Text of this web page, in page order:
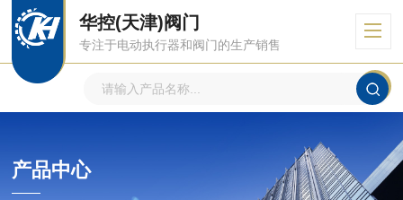
华控(天津)阀门
专注于电动执行器和阀门的生产销售
产品中心